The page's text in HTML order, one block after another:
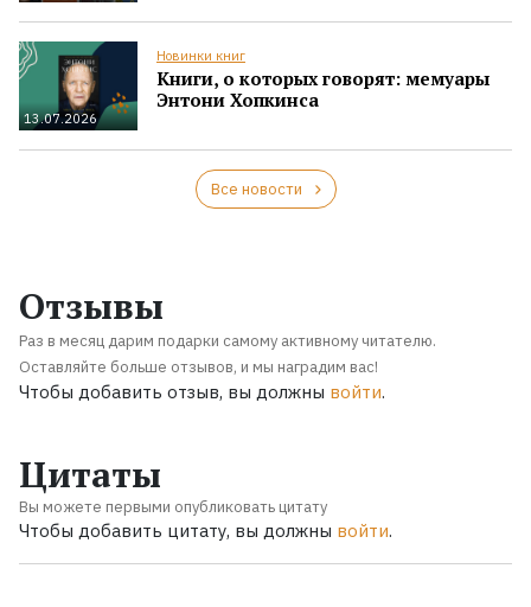
13.07.2026
Новинки книг
Книги, о которых говорят: мемуары
Энтони Хопкинса
Все новости
Отзывы
Раз в месяц дарим подарки самому активному читателю.
Оставляйте больше отзывов, и мы наградим вас!
Чтобы добавить отзыв, вы должны войти.
Цитаты
Вы можете первыми опубликовать цитату
Чтобы добавить цитату, вы должны войти.